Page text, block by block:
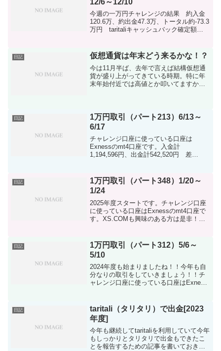
12/6～12/10
今週の一万円チャレンジの結果 約入金
120.6万、約出金47.3万、トータル約-73.3
万円 taritaliキャッシュバック確定額
し！！！かなり休みを充実して...
日記 仮想通貨は年末どう来るかな！？
今は11月半ば、去年で言えば結構仮想通
貨が盛り上がってきている時期。特に年
末年始付近では高値とか叩いてますから
か私もないんですけど（...
日記
1万円取引（パート213）6/13～
6/17
チャレンジ口座に使っている口座は
Exnessのmt4口座です。入金計
1,194,596円、出金計542,520円 差
けて行ってます。今週も入金なし...
日記
1万円取引（パート348）1/20～
1/24
2025年度スタートです。チャレンジ口座
に使っている口座はExnessのmt4口座で
す。XS.COMも興味のある方は是非！！
XS.COMも利用中通貨/円入金...
日記
1万円取引（パート312）5/6～
5/10
2024年度も始まりましたね！！今年も自
分なりの取引をしていきましょう！！チ
ャレンジ口座に使っている口座はExness
ていきましょう！入金計 160,000...
日記
taritali（タリタリ）で出金[2023
年度]
今年も継続してtaritaliを利用していて今年
もしっかりとタリタリで出金もできたこ
とを報告するための記事を書いておきた